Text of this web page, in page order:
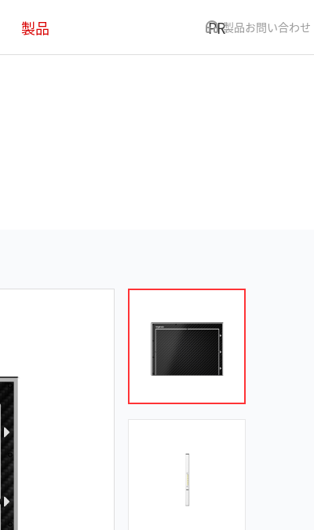
製品 PR製品お問い合わせ